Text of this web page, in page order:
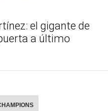
el gigante de
a último